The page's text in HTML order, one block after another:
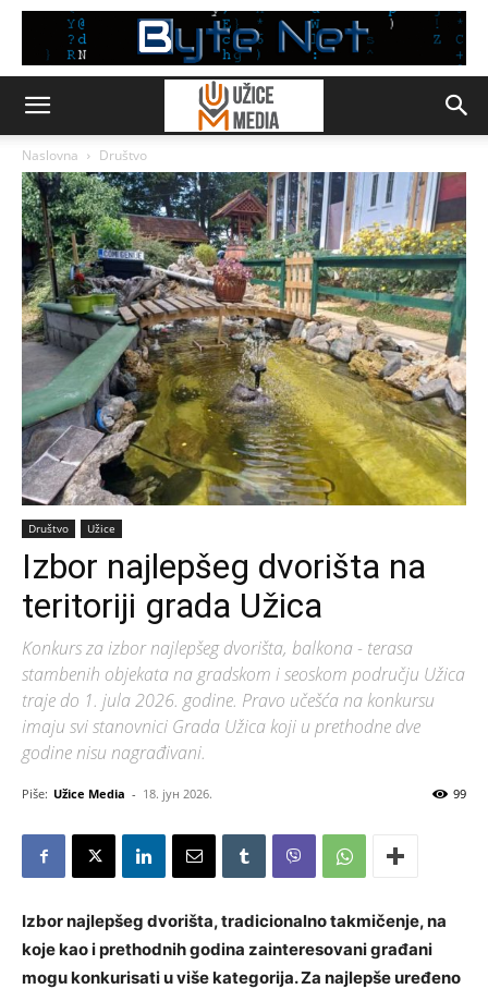
Naslovna Društvo
Društvo Užice
Izbor najlepšeg dvorišta na
teritoriji grada Užica
Konkurs za izbor najlepšeg dvorišta, balkona - terasa
stambenih objekata na gradskom i seoskom području Užica
traje do 1. jula 2026. godine. Pravo učešća na konkursu
imaju svi stanovnici Grada Užica koji u prethodne dve
godine nisu nagrađivani.
Piše: Užice Media - 18. јун 2026. 99
Izbor najlepšeg dvorišta, tradicionalno takmičenje, na
koje kao i prethodnih godina zainteresovani građani
mogu konkurisati u više kategorija. Za najlepše uređeno